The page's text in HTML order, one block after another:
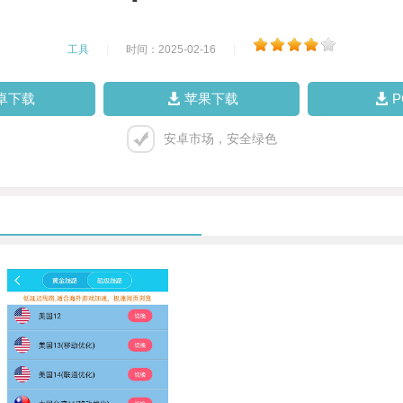
工具 时间：2025-02-16
下载 苹果下载
安卓市场，安全绿色